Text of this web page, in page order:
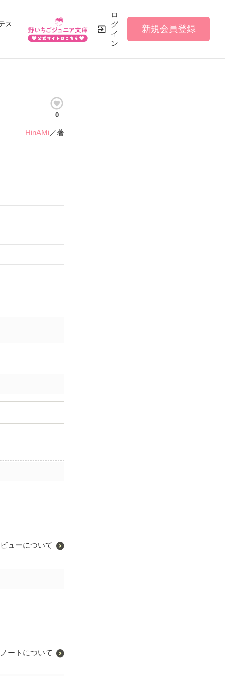
ス
ロ
グ
イ
ン
新規会員登録
0
HinAMi／著
ューについて
ートについて